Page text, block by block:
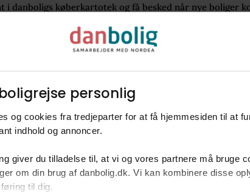
personlig​
og cookies fra tredjeparter for at få hjemmesiden til at
indhold og annoncer.​
giver du tilladelse til, at vi og vores partnere må bruge
om din brug af danbolig.dk. Vi kan kombinere disse
til dig.​
i danboligs køberkartotek og få besked når nye boliger
Helårsgrund 1.100.000 kr. - 1.500.000 kr.
Opret med egne
1.500.000 kr. på omkring